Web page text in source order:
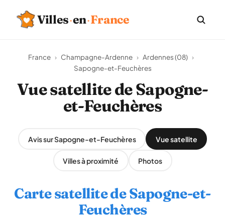
Villes·en·France
France › Champagne-Ardenne › Ardennes (08) ›
Sapogne-et-Feuchères
Vue satellite de Sapogne-
et-Feuchères
Avis sur Sapogne-et-Feuchères Vue satellite
Villes à proximité Photos
Carte satellite de Sapogne-et-
Feuchères